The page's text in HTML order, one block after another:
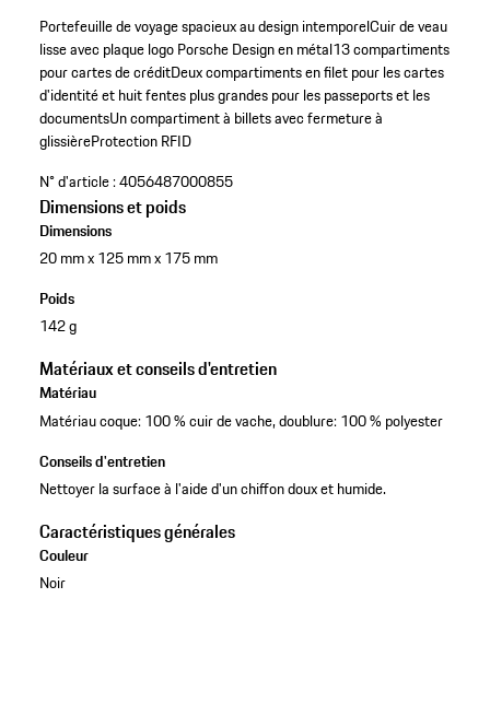
Portefeuille de voyage spacieux au design intemporelCuir de veau
lisse avec plaque logo Porsche Design en métal13 compartiments
pour cartes de créditDeux compartiments en filet pour les cartes
d'identité et huit fentes plus grandes pour les passeports et les
documentsUn compartiment à billets avec fermeture à
glissièreProtection RFID
N° d'article :4056487000855
Dimensions et poids
Dimensions
20 mm x 125 mm x 175 mm
Poids
142 g
Matériaux et conseils d'entretien
Matériau
Matériau coque: 100 % cuir de vache, doublure: 100 % polyester
Conseils d'entretien
Nettoyer la surface à l'aide d'un chiffon doux et humide.
Caractéristiques générales
Couleur
Noir